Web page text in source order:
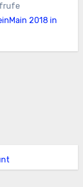
2018 in